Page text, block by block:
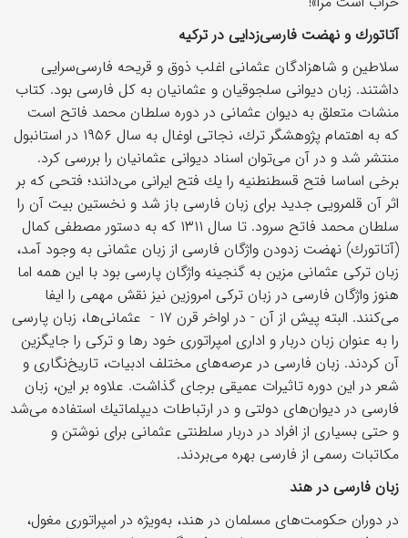
آتاتورك و نهضت فارسی‌زدایی در تركیه
سلاطین و شاهزادگان عثمانی اغلب ذوق و قریحه فارسی‌سرایی
داشتند. زبان دیوانی سلجوقیان و عثمانیان به كل فارسی بود. كتاب
منشات متعلق به دیوان عثمانی در دوره سلطان محمد فاتح است
كه به اهتمام پژوهشگر ترك، نجاتی اوغال به سال ۱۹۵۶ در استانبول
منتشر شد و در آن می‌توان اسناد دیوانی عثمانیان را بررسی كرد.
برخی اساسا فتح قسطنطنیه را یك فتح ایرانی می‌دانند؛ فتحی كه بر
اثر آن قلمرویی جدید برای زبان فارسی باز شد و نخستین بیت آن را
سلطان محمد فاتح سرود. تا سال ۱۳۱۱ كه به دستور مصطفی كمال
(آتاتورك) نهضت زدودن واژگان فارسی از زبان عثمانی به وجود آمد،
زبان تركی عثمانی مزین به گنجینه واژگان پارسی بود با این همه اما
هنوز واژگان فارسی در زبان تركی امروزین نیز نقش مهمی را ایفا
می‌كنند. البته پیش از آن - در اواخر قرن ۱۷ - عثمانی‌ها، زبان پارسی
را به عنوان زبان دربار و اداری امپراتوری خود رها و تركی را جایگزین
آن كردند. زبان فارسی در عرصه‌های مختلف ادبیات، تاریخ‌نگاری و
شعر در این دوره تاثیرات عمیقی برجای گذاشت. علاوه بر این، زبان
فارسی در دیوان‌های دولتی و در ارتباطات دیپلماتیك استفاده می‌شد
و حتی بسیاری از افراد در دربار سلطنتی عثمانی برای نوشتن و
مكاتبات رسمی از فارسی بهره می‌بردند.
زبان فارسی در هند
در دوران حكومت‌های مسلمان در هند، به‌ویژه در امپراتوری مغول،